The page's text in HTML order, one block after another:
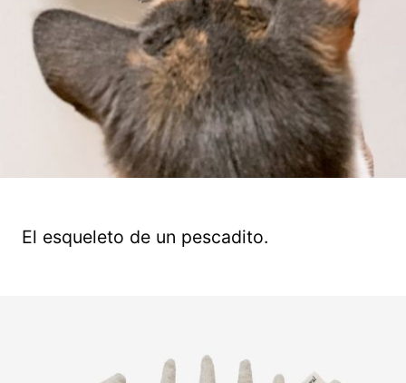
El esqueleto de un pescadito.